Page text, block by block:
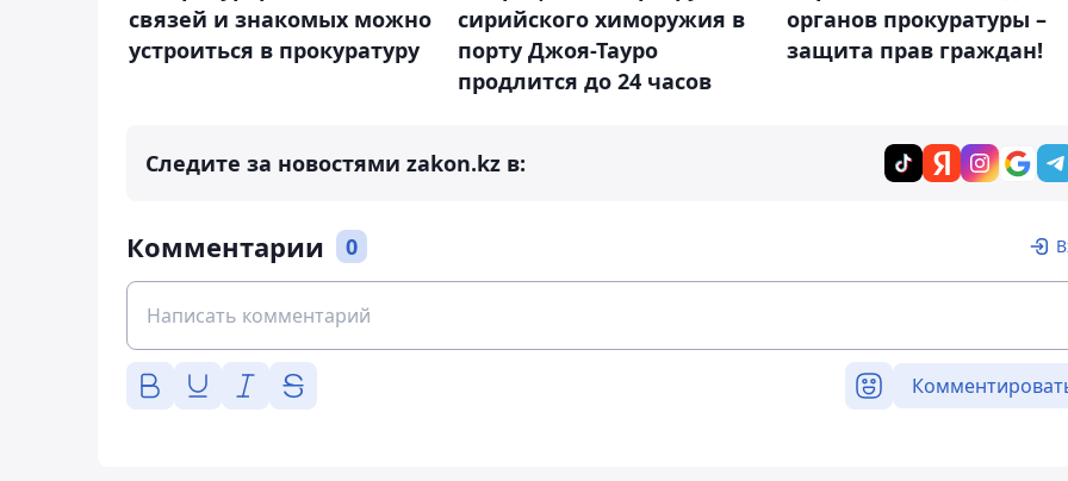
связей и знакомых можно
устроиться в прокуратуру
сирийского химоружия в
порту Джоя-Тауро
продлится до 24 часов
органов прокуратуры –
защита прав граждан!
Следите за новостями zakon.kz в:
Комментарии 0